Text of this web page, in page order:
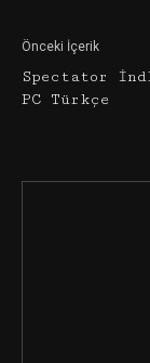
Önceki İçerik
Spectator
PC Türkçe